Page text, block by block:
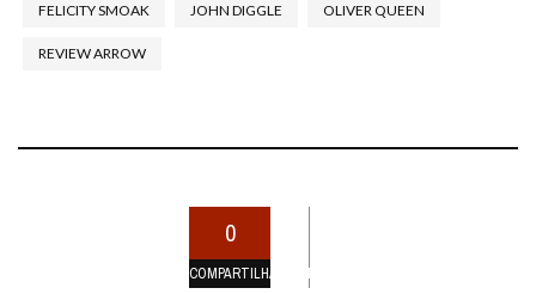
FELICITY SMOAK JOHN DIGGLE OLIVER QUEEN
REVIEW ARROW
0
COMPARTILHAMENTOS